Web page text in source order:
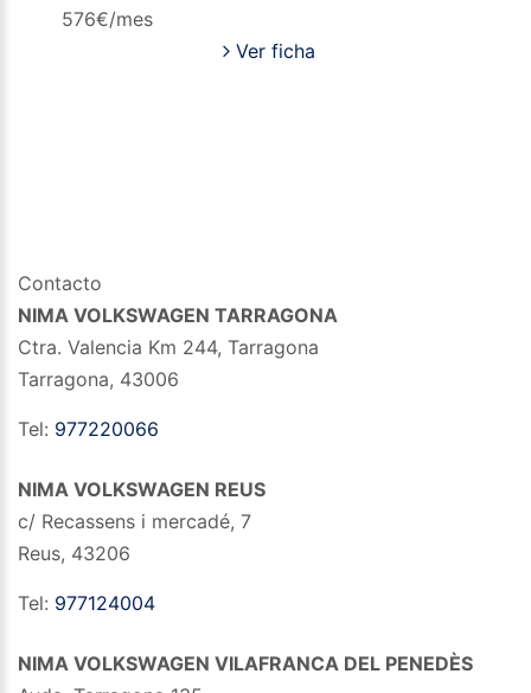
576€/mes
Ver ficha
Contacto
NIMA VOLKSWAGEN TARRAGONA
Ctra. Valencia Km 244, Tarragona
Tarragona, 43006
Tel: 977220066
NIMA VOLKSWAGEN REUS
c/ Recassens i mercadé, 7
Reus, 43206
Tel: 977124004
NIMA VOLKSWAGEN VILAFRANCA DEL PENEDÈS